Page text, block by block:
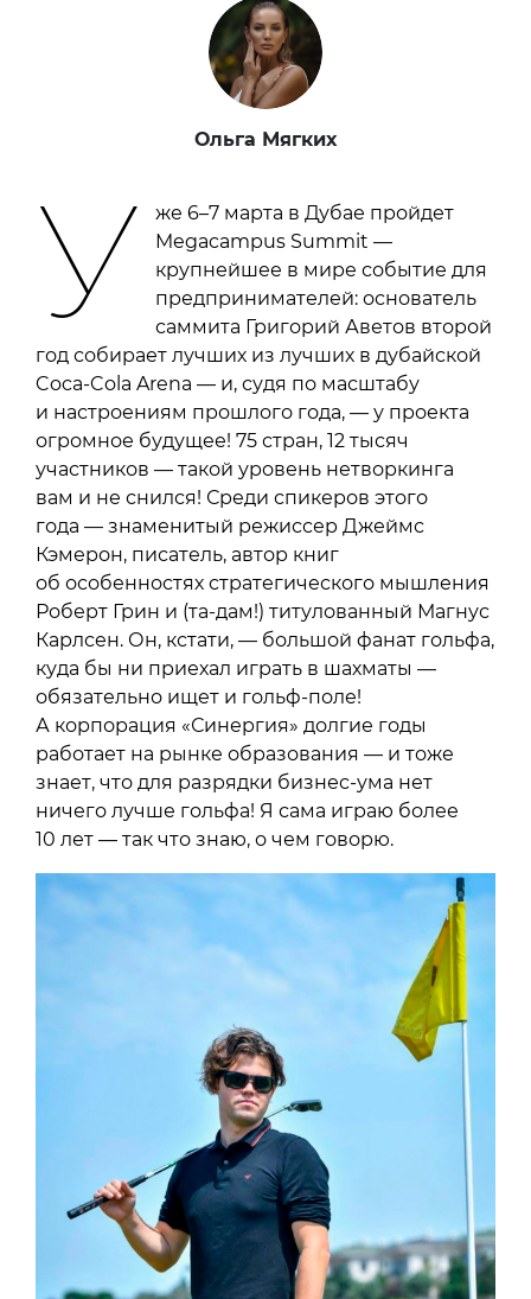
Ольга Мягких
У
же 6–7 марта в Дубае пройдет
Megacampus Summit —
крупнейшее в мире событие для
предпринимателей: основатель
саммита Григорий Аветов второй
год собирает лучших из лучших в дубайской
Coca-Cola Arena — и, судя по масштабу
и настроениям прошлого года, — у проекта
огромное будущее! 75 стран, 12 тысяч
участников — такой уровень нетворкинга
вам и не снился! Среди спикеров этого
года — знаменитый режиссер Джеймс
Кэмерон, писатель, автор книг
об особенностях стратегического мышления
Роберт Грин и (та-дам!) титулованный Магнус
Карлсен. Он, кстати, — большой фанат гольфа,
куда бы ни приехал играть в шахматы —
обязательно ищет и гольф-поле!
А корпорация «Синергия» долгие годы
работает на рынке образования — и тоже
знает, что для разрядки бизнес-ума нет
ничего лучше гольфа! Я сама играю более
10 лет — так что знаю, о чем говорю.